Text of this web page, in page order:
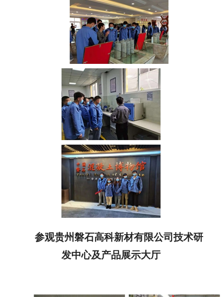
参观贵州磐石高科新材有限公司技术研
发中心及产品展示大厅